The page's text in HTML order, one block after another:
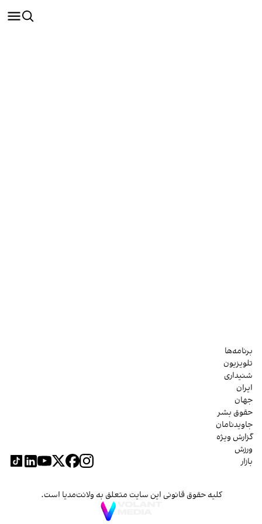
برنامه‌ها
تلویزیون
شنیداری
ایران
جهان
حقوق بشر
جاویدنامان
گزارش ویژه
ورزش
بازار
کلیه حقوق قانونی این سایت متعلق به ولانت‌مدیا است.